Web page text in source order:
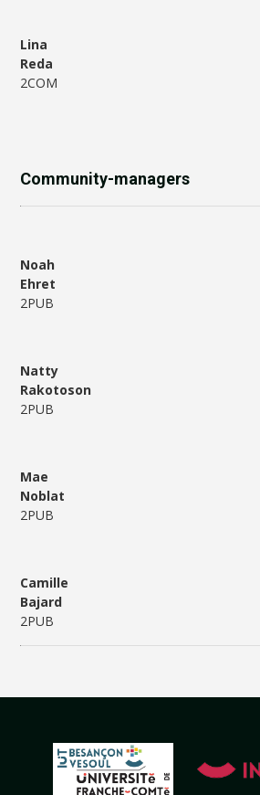
Lina
Reda
2COM
Community-managers
Noah
Ehret
2PUB
Natty
Rakotoson
2PUB
Mae
Noblat
2PUB
Camille
Bajard
2PUB